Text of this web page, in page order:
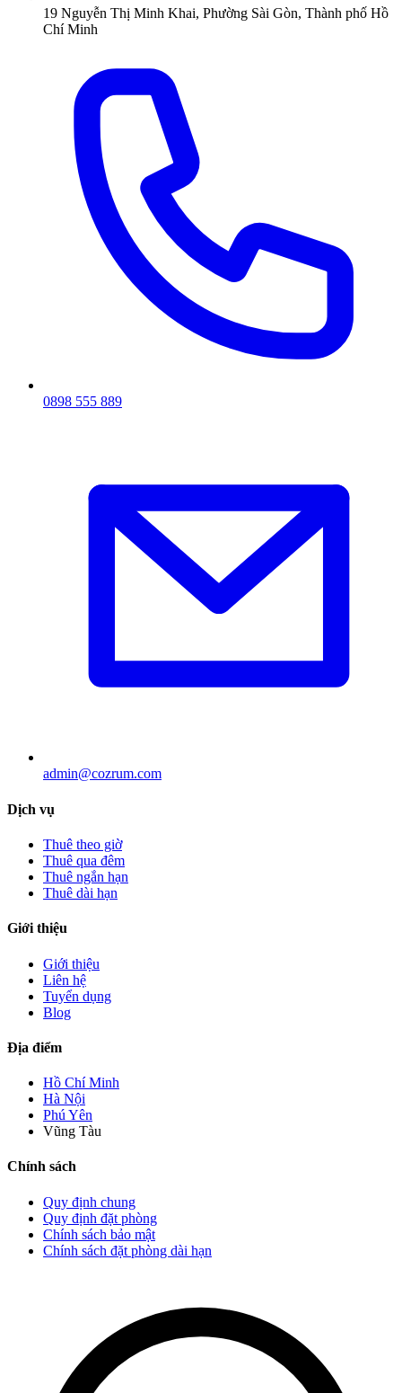
19 Nguyễn Thị Minh Khai, Phường Sài Gòn, Thành phố Hồ
Chí Minh
0898 555 889
admin@cozrum.com
Dịch vụ
Thuê theo giờ
Thuê qua đêm
Thuê ngắn hạn
Thuê dài hạn
Giới thiệu
Giới thiệu
Liên hệ
Tuyển dụng
Blog
Địa điểm
Hồ Chí Minh
Hà Nội
Phú Yên
Vũng Tàu
Chính sách
Quy định chung
Quy định đặt phòng
Chính sách bảo mật
Chính sách đặt phòng dài hạn